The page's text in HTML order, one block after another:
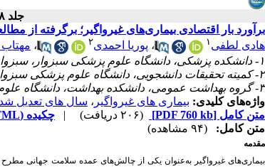
جلد ۲۸، شماره ۳ - ( ۹-۱۴۰۴ )
برآورد بار اقتصادی بیماری‌های غیرواگیر؛ برگرفته از
هادی لطفی ۱ ، پوریا احمدی۲ ،
۱- دانشکده پزشکی، دانشگاه علوم پزشکی سبزوار، سبزوار، ایران.
۲- کمیته تحقیقات دانشجویی، دانشگاه علوم پزشکی سبزوار، سبزوار، ایران
۳- گروه بهداشت عمومی، دانشکده بهداشت، دانشگاه علوم پزشکی سبزوار، سبزوار، ایران. ،
واژه‌های کلیدی: بیماری های غیرواگیر ، سال های تعدیل
متن کامل [PDF 760 kb] (۲۰۶ دریافت) | چکیده (HTML)
متن کامل:
(۹۴ مشاهده)
مقدمه